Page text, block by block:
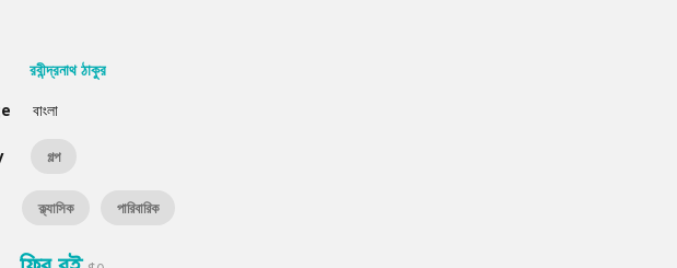
Hot & New
রবীন্দ্রনাথ ঠাকুর
বাংলা
গল্প
ক্ল্যাসিক পারিবারিক